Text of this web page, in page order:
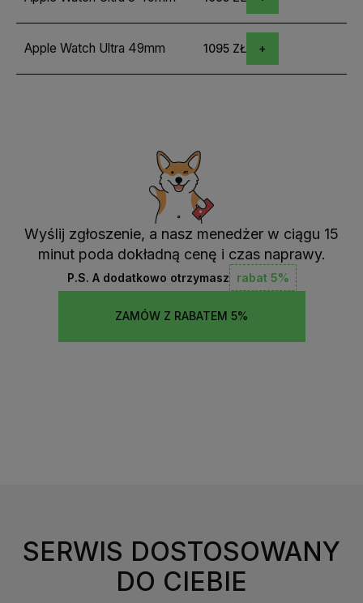
Apple Watch Ultra 49mm 1095 ZŁ
Wyślij zgłoszenie, a nasz menedżer w ciągu 15
minut poda dokładną cenę i czas naprawy.
P.S. A dodatkowo otrzymasz rabat 5%
ZAMÓW Z RABATEM 5%
SERWIS DOSTOSOWANY
DO CIEBIE